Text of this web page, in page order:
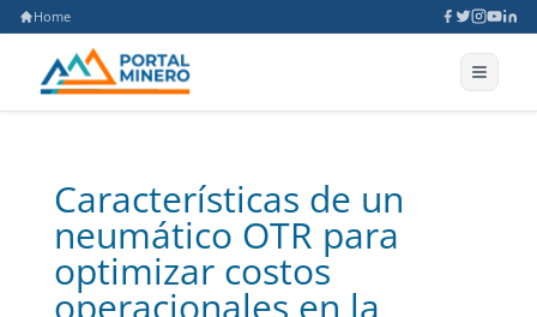
Home
Características de un
neumático OTR para
optimizar costos
operacionales en la